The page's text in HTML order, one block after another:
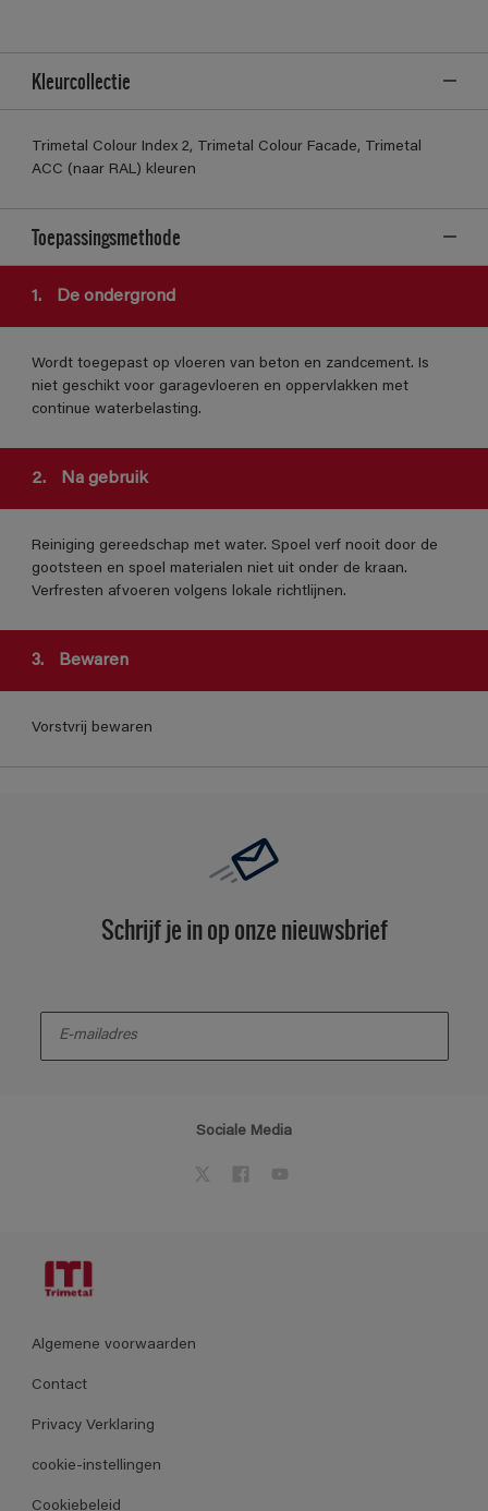
Kleurcollectie
Trimetal Colour Index 2, Trimetal Colour Facade, Trimetal
ACC (naar RAL) kleuren
Toepassingsmethode
1. De ondergrond
Wordt toegepast op vloeren van beton en zandcement. Is
niet geschikt voor garagevloeren en oppervlakken met
continue waterbelasting.
2. Na gebruik
Reiniging gereedschap met water. Spoel verf nooit door de
gootsteen en spoel materialen niet uit onder de kraan.
Verfresten afvoeren volgens lokale richtlijnen.
3. Bewaren
Vorstvrij bewaren
Schrijf je in op onze nieuwsbrief
Sociale Media
Algemene voorwaarden
Contact
Privacy Verklaring
cookie-instellingen
Cookiebeleid